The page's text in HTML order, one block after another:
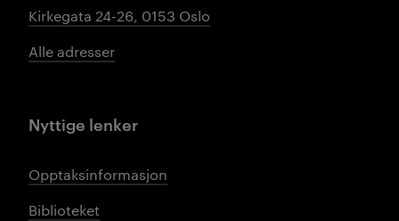
Kirkegata 24-26, 0153 Oslo
Alle adresser
Nyttige lenker
Opptaksinformasjon
Biblioteket